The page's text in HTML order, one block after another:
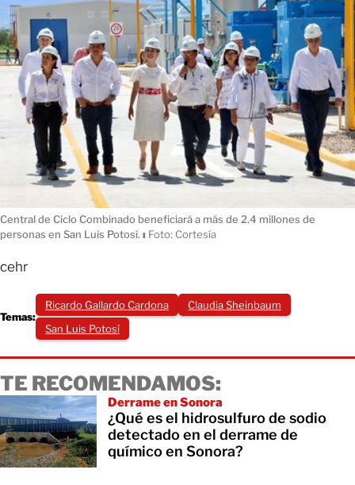
Central de Ciclo Combinado beneficiará a más de 2.4 millones de
personas en San Luis Potosí. ı Foto: Cortesía
cehr
Temas:
Ricardo Gallardo Cardona
Claudia Sheinbaum
San Luis Potosí
TE RECOMENDAMOS:
Derrame en Sonora
¿Qué es el hidrosulfuro de sodio
detectado en el derrame de
químico en Sonora?